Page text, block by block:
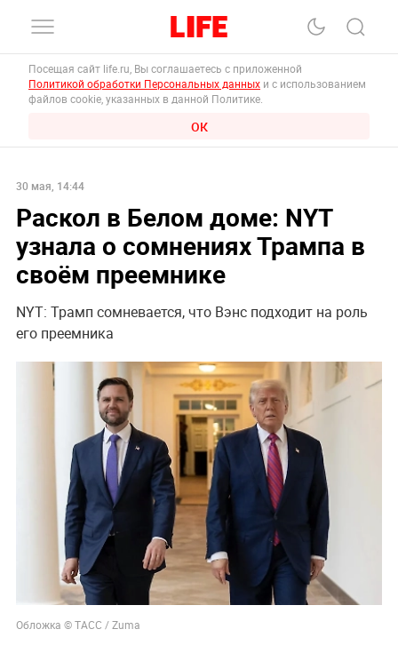
Посещая сайт life.ru, Вы соглашаетесь с приложенной
Политикой обработки Персональных данных и с использованием
файлов cookie, указанных в данной Политике.
ОК
30 мая, 14:44
Раскол в Белом доме: NYT
узнала о сомнениях Трампа в
своём преемнике
NYT: Трамп сомневается, что Вэнс подходит на роль
его преемника
Обложка © ТАСС / Zuma